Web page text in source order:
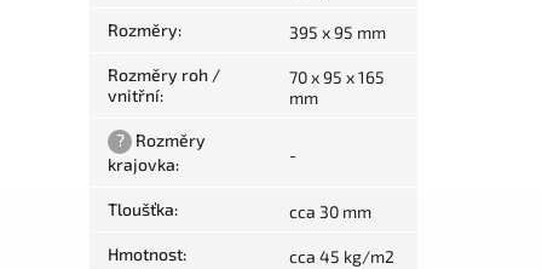
Rozměry: 395 x 95 mm
Rozměry roh /
vnitřní:
70 x 95 x 165
mm
? Rozměry
krajovka: -
Tloušťka: cca 30 mm
Hmotnost: cca 45 kg/m2